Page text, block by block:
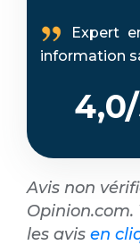
Expert
information
Avis non
Opinion.com.
les avis en